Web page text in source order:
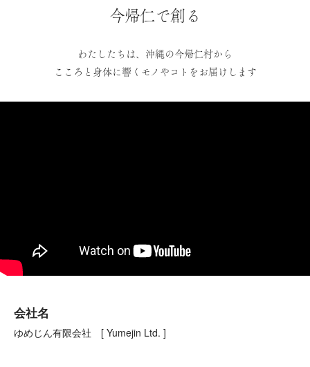
今帰仁で創る
わたしたちは、沖縄の今帰仁村から
こころと身体に響くモノやコトをお届けします
会社名
ゆめじん有限会社 [ Yumejin Ltd. ]